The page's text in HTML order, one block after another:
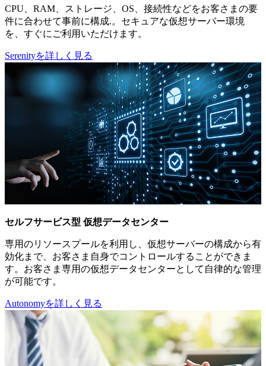
CPU、RAM、ストレージ、OS、接続性などをお客さまの要
件に合わせて事前に構成.。セキュアな仮想サーバー環境
を、すぐにご利用いただけます。
Serenityを詳しく見る
セルフサービス型 仮想データセンター
専用のリソースプールを利用し、仮想サーバーの構成から有
効化まで、お客さま自身でコントロールすることができま
す。お客さま専用の仮想データセンターとして自律的な管理
が可能です。
Autonomyを詳しく見る